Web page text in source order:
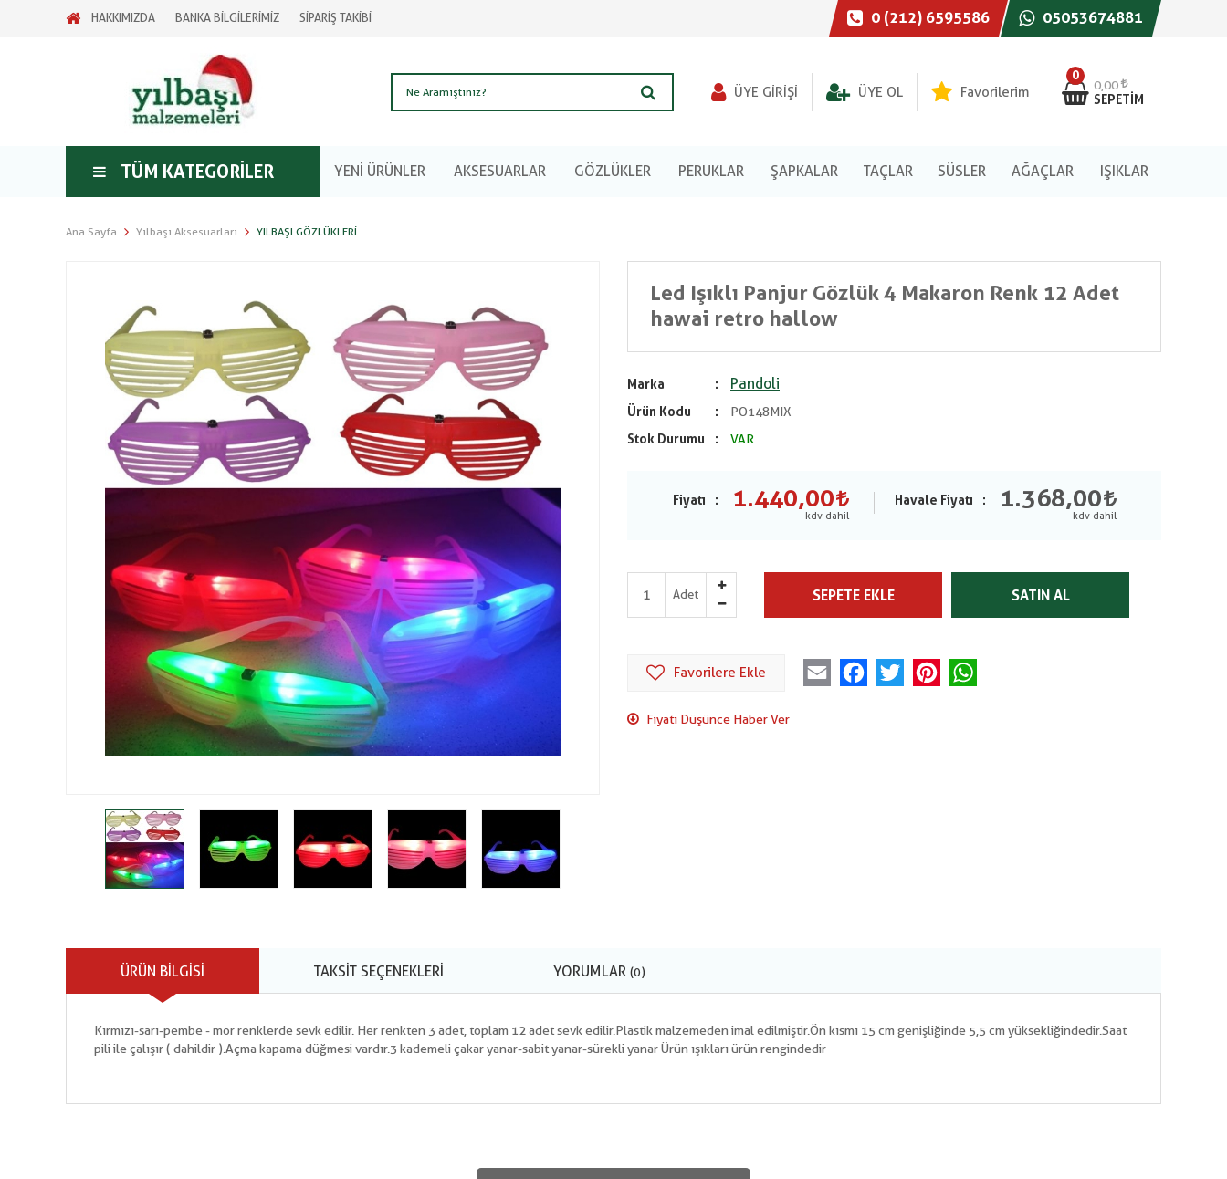
HAKKIMIZDA BANKA BİLGİLERİMİZ SİPARİŞ TAKİBİ 0 (212) 6595586 05053674881
0
0,00
SEPETIM
ÜYE GIRIŞI ÜYE OL Favorilerim
TÜM KATEGORILER YENİ ÜRÜNLER AKSESUARLAR GÖZLÜKLER PERUKLAR ŞAPKALAR TAÇLAR SÜSLER AĞAÇLAR IŞIKLAR
Ana Sayfa Yılbaşı Aksesuarları YILBAŞI GÖZLÜKLERI
Led Işıklı Panjur Gözlük 4 Makaron Renk 12 Adet
hawai retro hallow
Marka Pandoli
Ürün Kodu
PO148MIX
Stok Durumu
VAR
Fiyatı 1.440,00 Havale Fiyatı 1.368,00
Adet SEPETE EKLE SATIN AL
Favorilere Ekle Email FacebookTwitter Pinterest
Fiyatı Düşünce Haber Ver
ÜRÜN BILGISI TAKSIT SEÇENEKLERI YORUMLAR (0)
Kırmızı-sarı-pembe - mor renklerde sevk edilir. Her renkten 3 adet, toplam 12 adet sevk edilir.Plastik malzemeden imal edilmiştir.Ön kısmı 15 cm genişliğinde 5,5 cm yüksekliğindedir.Saat
pili ile çalışır ( dahildir ).Açma kapama düğmesi vardır.3 kademeli çakar yanar-sabit yanar-sürekli yanar Ürün ışıkları ürün rengindedir